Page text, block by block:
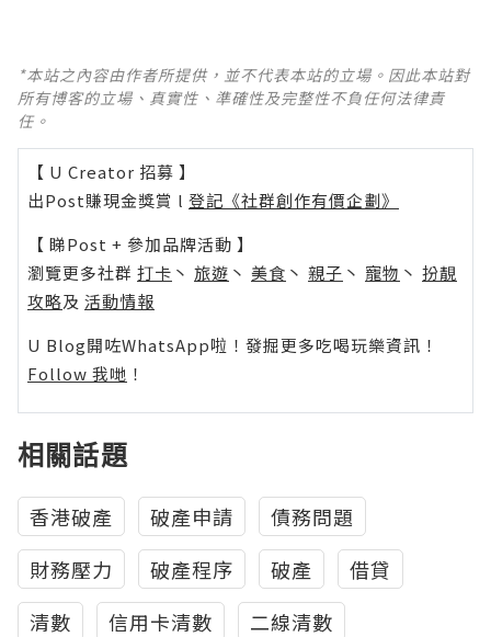
*本站之內容由作者所提供，並不代表本站的立場。因此本站對
所有博客的立場、真實性、準確性及完整性不負任何法律責
任。
【 U Creator 招募 】
出Post賺現金獎賞 l 登記《社群創作有價企劃》
【 睇Post + 參加品牌活動 】
瀏覽更多社群 打卡 丶 旅遊 丶 美食 丶 親子 丶 寵物 丶 扮靚
攻略及 活動情報
U Blog開咗WhatsApp啦！發掘更多吃喝玩樂資訊！
Follow 我哋 ！
相關話題
香港破產 破產申請
債務問題
財務壓力
破產程序 破產
借貸
清數
信用卡清數
二線清數